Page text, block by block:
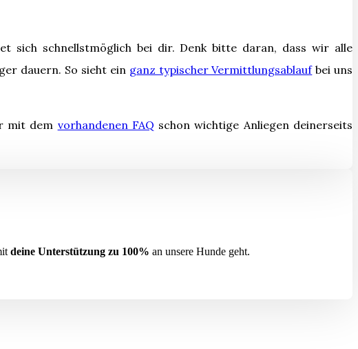
sich schnellstmöglich bei dir. Denk bitte daran, dass wir alle
dauern. So sieht ein ganz typischer Vermittlungsablaufbei uns
mit dem vorhandenen FAQ schon wichtige Anliegen deinerseits
deine Unterstützung zu 100% an unsere Hunde geht.